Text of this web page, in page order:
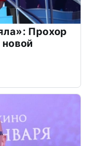
Прохор